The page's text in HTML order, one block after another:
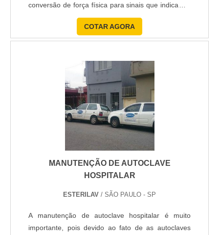
conversão de força física para sinais que indicam a
tensão pela matéria, ela é muito utilizada em
processos que requeiram exatidão em medidas,
como em aplicações para carga hidráulica ou
comerciais, desenvolvendo result....
COTAR AGORA
MANUTENÇÃO DE AUTOCLAVE
HOSPITALAR
ESTERILAV / SÃO PAULO - SP
A manutenção de autoclave hospitalar é muito
importante, pois devido ao fato de as autoclaves